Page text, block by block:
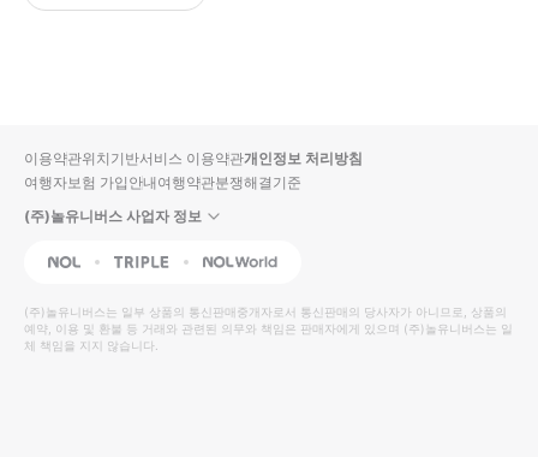
입니
다.
높
은
순
동
영
상
순
상
이용약관위치기반서비스 이용약관개인정보 처리방침
여행자보험 가입안내여행약관분쟁해결기준
(주)놀유니버스 사업자 정보
NOL Triple Interpark Global
(주)놀유니버스는 일부 상품의 통신판매중개자로서 통신판매의 당사자가 아니므로, 상품의
예약, 이용 및 환불 등 거래와 관련된 의무와 책임은 판매자에게 있으며 (주)놀유니버스는 일
체 책임을 지지 않습니다.